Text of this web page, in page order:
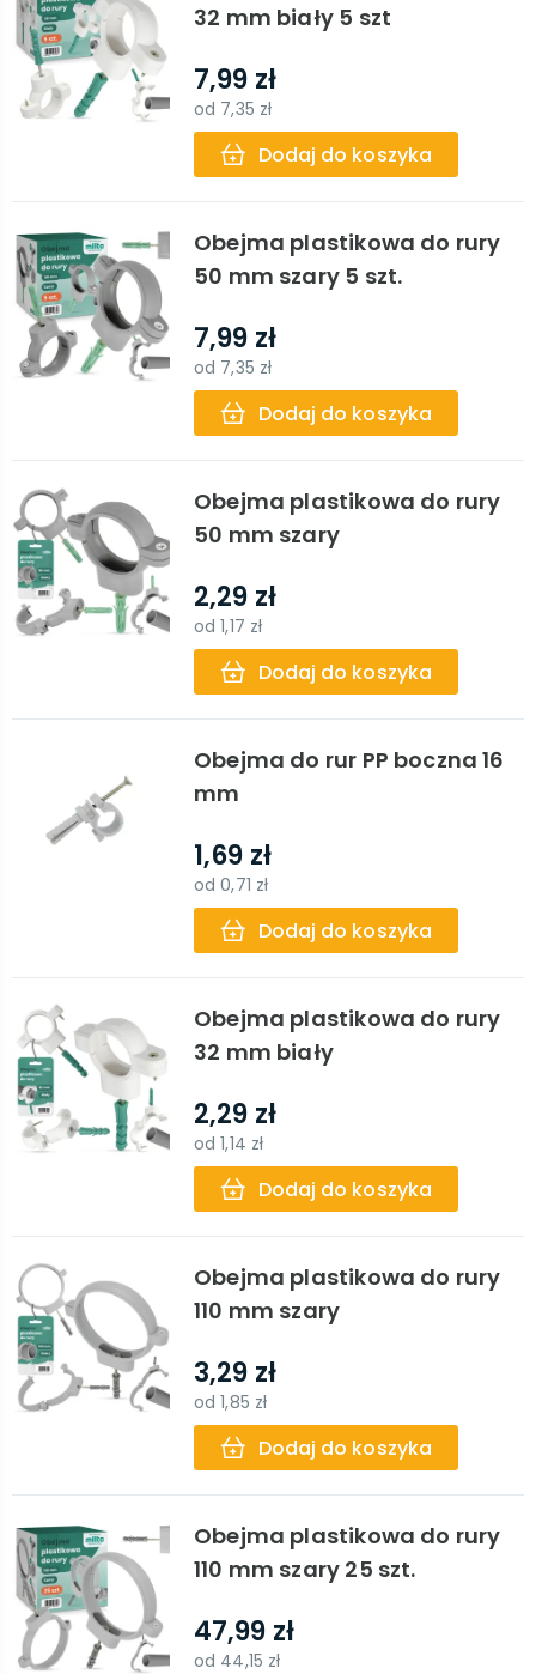
32 mm biały 5 szt
7,99 zł
od 7,35 zł
Dodaj do koszyka
Obejma plastikowa do rury
50 mm szary 5 szt.
7,99 zł
od 7,35 zł
Dodaj do koszyka
Obejma plastikowa do rury
50 mm szary
2,29 zł
od1,17 zł
Dodaj do koszyka
Obejma do rur PP boczna 16
mm
1,69 zł
od0,71 zł
Dodaj do koszyka
Obejma plastikowa do rury
32 mm biały
2,29 zł
od1,14 zł
Dodaj do koszyka
Obejma plastikowa do rury
110 mm szary
3,29 zł
od1,85 zł
Dodaj do koszyka
Obejma plastikowa do rury
110 mm szary 25 szt.
47,99 zł
od 44,15 zł